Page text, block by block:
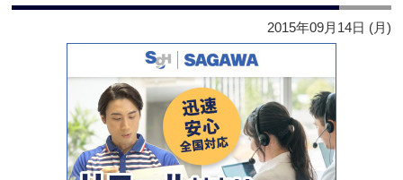
2015年09月14日 (月)